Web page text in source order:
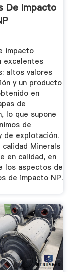
De Impacto
impacto
excelentes
altos valores
y un producto
en
de
lo que supone
de
de explotación.
calidad Minerals
en calidad, en
los aspectos de
de impacto NP.